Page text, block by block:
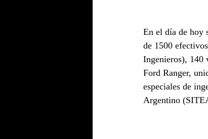
En el día de hoy
de 1500
Ingenieros), 140
Ford Ranger,
especiales de
Argentino